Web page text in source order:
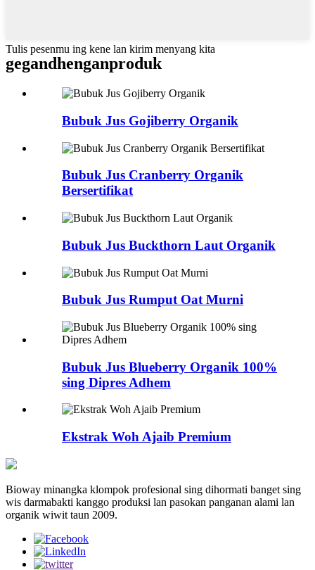
Tulis pesenmu ing kene lan kirim menyang kita
gegandhenganproduk
Bubuk Jus Gojiberry Organik
Bubuk Jus Cranberry Organik
Bersertifikat
Bubuk Jus Buckthorn Laut Organik
Bubuk Jus Rumput Oat Murni
Bubuk Jus Blueberry Organik 100%
sing Dipres Adhem
Ekstrak Woh Ajaib Premium
Bioway minangka klompok profesional sing dihormati banget sing
wis darmabakti kanggo produksi lan pasokan panganan alami lan
organik wiwit taun 2009.